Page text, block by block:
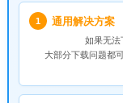
1 通用解决方案
如果无法
大部分下载问题都